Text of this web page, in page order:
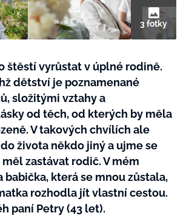
3 fotky
štěstí vyrůstat v úplné rodině.
dětství je poznamenané
složitými vztahy a
od těch, od kterých by měla
V takových chvílích ale
života někdo jiný a ujme se
zastávat rodič. V mém
babička, která se mnou zůstala,
rozhodla jít vlastní cestou.
paní Petry (43 let).